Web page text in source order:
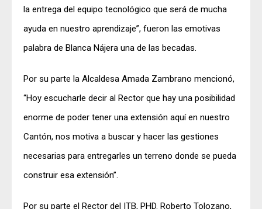
la entrega del equipo tecnológico que será de mucha
ayuda en nuestro aprendizaje”, fueron las emotivas
palabra de Blanca Nájera una de las becadas.
Por su parte la Alcaldesa Amada Zambrano mencionó,
“Hoy escucharle decir al Rector que hay una posibilidad
enorme de poder tener una extensión aquí en nuestro
Cantón, nos motiva a buscar y hacer las gestiones
necesarias para entregarles un terreno donde se pueda
construir esa extensión”.
Por su parte el Rector del ITB, PHD. Roberto Tolozano,